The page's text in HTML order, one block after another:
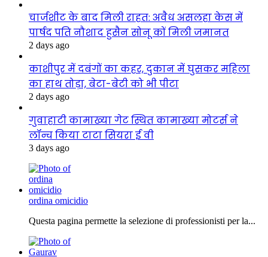
चार्जशीट के बाद मिली राहत: अवैध असलहा केस में
पार्षद पति नौशाद हुसैन सोनू कों मिली जमानत
2 days ago
काशीपुर में दबंगों का कहर, दुकान में घुसकर महिला
का हाथ तोड़ा, बेटा-बेटी को भी पीटा
2 days ago
गुवाहाटी कामाख्या गेट स्थित कामाख्या मोटर्स ने
लॉन्च किया टाटा सियरा ई वी
3 days ago
ordina omicidio
Questa pagina permette la selezione di professionisti per la...